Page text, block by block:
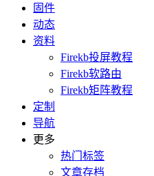
固件
动态
资料
Firekb投屏教程
Firekb软路由
Firekb矩阵教程
定制
导航
更多
热门标签
文章存档